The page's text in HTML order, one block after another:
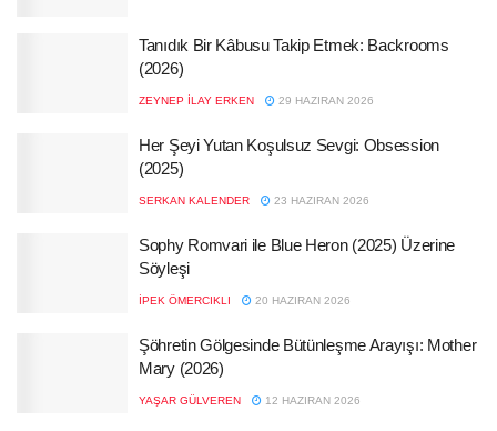
Tanıdık Bir Kâbusu Takip Etmek: Backrooms
(2026)
ZEYNEP İLAY ERKEN 29 HAZIRAN 2026
Her Şeyi Yutan Koşulsuz Sevgi: Obsession
(2025)
SERKAN KALENDER 23 HAZIRAN 2026
Sophy Romvari ile Blue Heron (2025) Üzerine
Söyleşi
İPEK ÖMERCIKLI 20 HAZIRAN 2026
Şöhretin Gölgesinde Bütünleşme Arayışı: Mother
Mary (2026)
YAŞAR GÜLVEREN 12 HAZIRAN 2026